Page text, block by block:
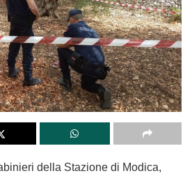
della Stazione di Modica,